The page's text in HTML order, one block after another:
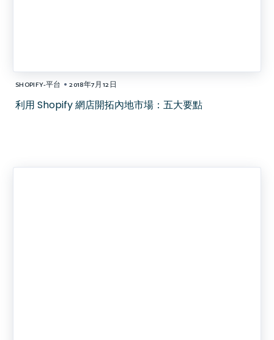
SHOPIFY-平台 • 2018年7月12日
利用 Shopify 網店開拓內地市場：五大要點